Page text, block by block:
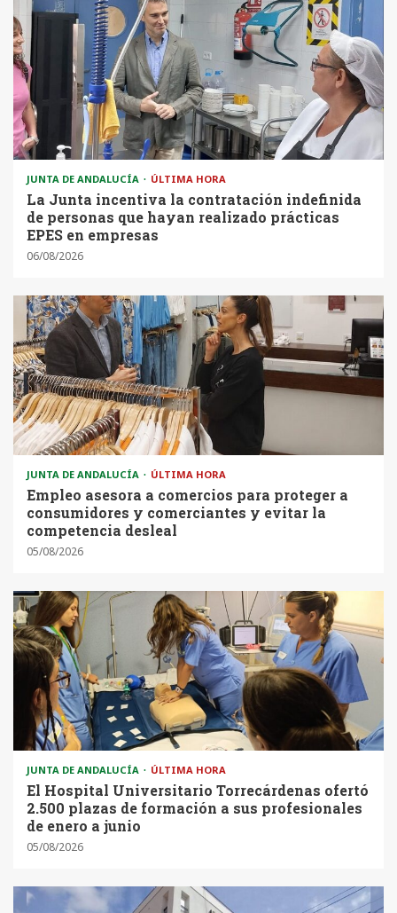
JUNTA DE ANDALUCÍA ÚLTIMA HORA
La Junta incentiva la contratación indefinida
de personas que hayan realizado prácticas
EPES en empresas
06/08/2026
JUNTA DE ANDALUCÍA ÚLTIMA HORA
Empleo asesora a comercios para proteger a
consumidores y comerciantes y evitar la
competencia desleal
05/08/2026
JUNTA DE ANDALUCÍA ÚLTIMA HORA
El Hospital Universitario Torrecárdenas ofertó
2.500 plazas de formación a sus profesionales
de enero a junio
05/08/2026